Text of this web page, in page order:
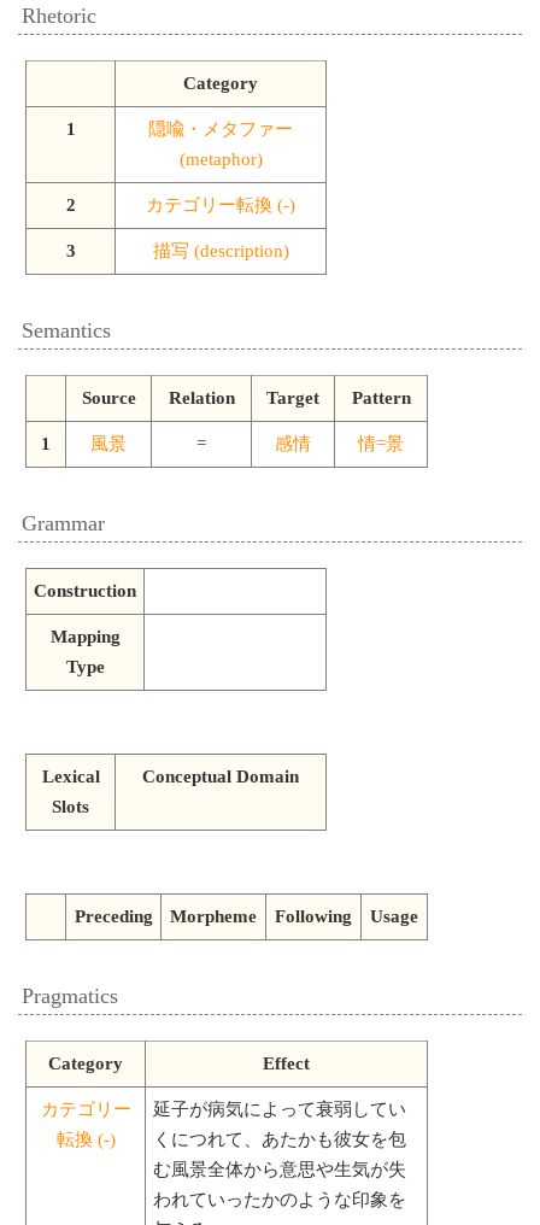
Rhetoric
Category
1
隠喩・メタファー
(metaphor)
2 カテゴリー転換 (-)
3 描写 (description)
Semantics
Source Relation Target Pattern
1 風景 = 感情 情=景
Grammar
Construction
Mapping
Type
Lexical
Slots
Conceptual Domain
Preceding Morpheme Following Usage
Pragmatics
Category Effect
カテゴリー
転換 (-)
延子が病気によって衰弱してい
くにつれて、あたかも彼女を包
む風景全体から意思や生気が失
われていったかのような印象を